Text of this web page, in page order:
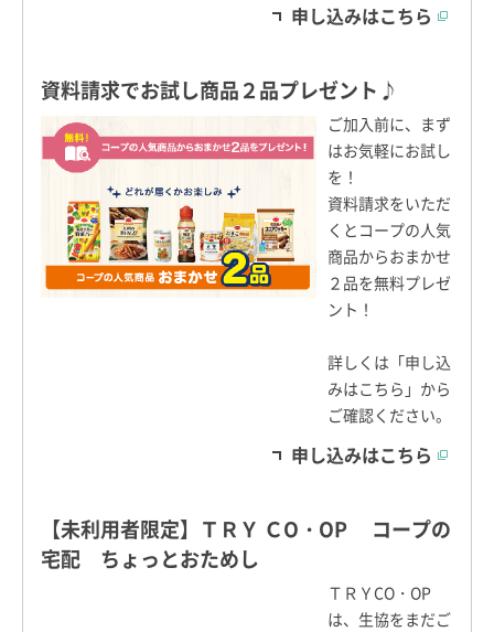
申し込みはこちら
資料請求でお試し商品２品プレゼント♪
ご加入前に、まず
はお気軽にお試し
を！
資料請求をいただ
くとコープの人気
商品からおまかせ
２品を無料プレゼ
ント！
詳しくは「申し込
みはこちら」から
ご確認ください。
申し込みはこちら
【未利用者限定】ＴＲＹ ＣO・OP コープの
宅配 ちょっとおためし
ＴＲＹCO・OP
は、生協をまだご